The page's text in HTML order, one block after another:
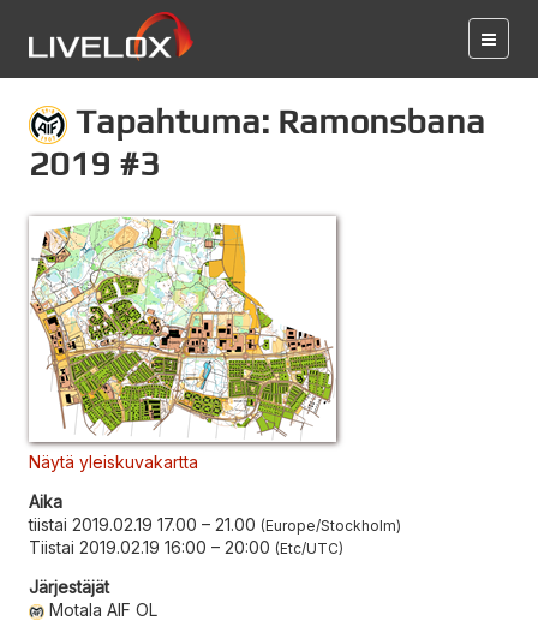
Tapahtuma: Ramonsbana
2019 #3
Näytä yleiskuvakartta
Aika
tiistai 2019.02.19 17.00 – 21.00 Europe/Stockholm
Tiistai 2019.02.19 16:00 – 20:00 Etc/UTC
Järjestäjät
Motala AIF OL